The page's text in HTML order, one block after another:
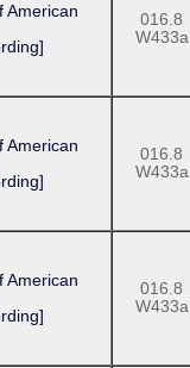
American
016.8
W433a
American
016.8
W433a
American
016.8
W433a